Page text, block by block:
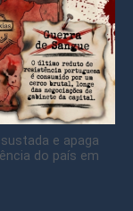
e apaga
do país em